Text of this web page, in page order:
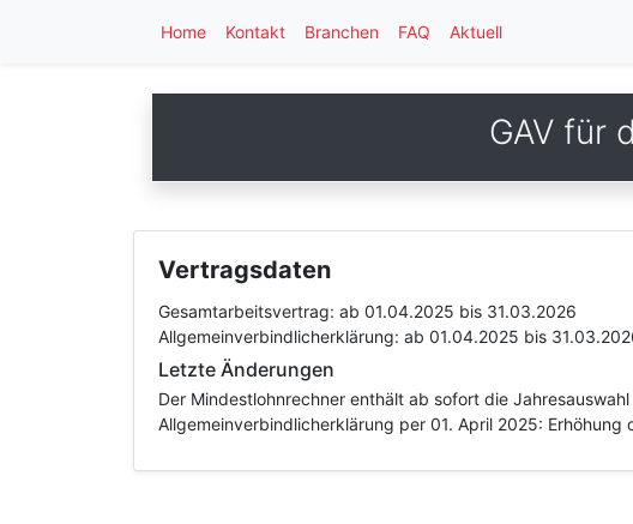
Home Kontakt Branchen FAQ Aktuell
GAV für
Vertragsdaten
Gesamtarbeitsvertrag: ab 01.04.2025 bis 31.03.2026
Allgemeinverbindlicherklärung: ab 01.04.2025 bis
Letzte Änderungen
Der Mindestlohnrechner enthält ab sofort die
Allgemeinverbindlicherklärung per 01. April 2025: